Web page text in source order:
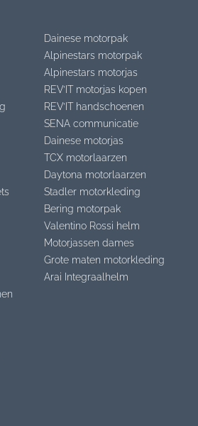
Dainese motorpak
Alpinestars motorpak
Alpinestars motorjas
REV’IT motorjas kopen
REV’IT handschoenen
SENA communicatie
Dainese motorjas
TCX motorlaarzen
Daytona motorlaarzen
Stadler motorkleding
Bering motorpak
Valentino Rossi helm
Motorjassen dames
Grote maten motorkleding
Arai Integraalhelm